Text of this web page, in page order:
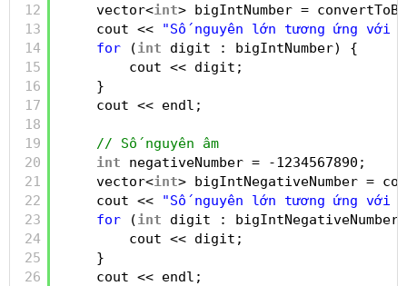
12
13
14
15
16
17
18
19
20
21
22
23
24
25
26
vector<int> bigIntNumber =
cout <<
"Số nguyên lớn tương ứng với "
for
(int
digit : bigIntNumber) {
cout << digit;
}
cout << endl;
// Số nguyên âm
int
negativeNumber = -1234567890;
vector<int> bigIntNegativeNumber =
cout <<
"Số nguyên lớn tương ứng với "
for
(int
digit :
cout << digit;
}
cout << endl;